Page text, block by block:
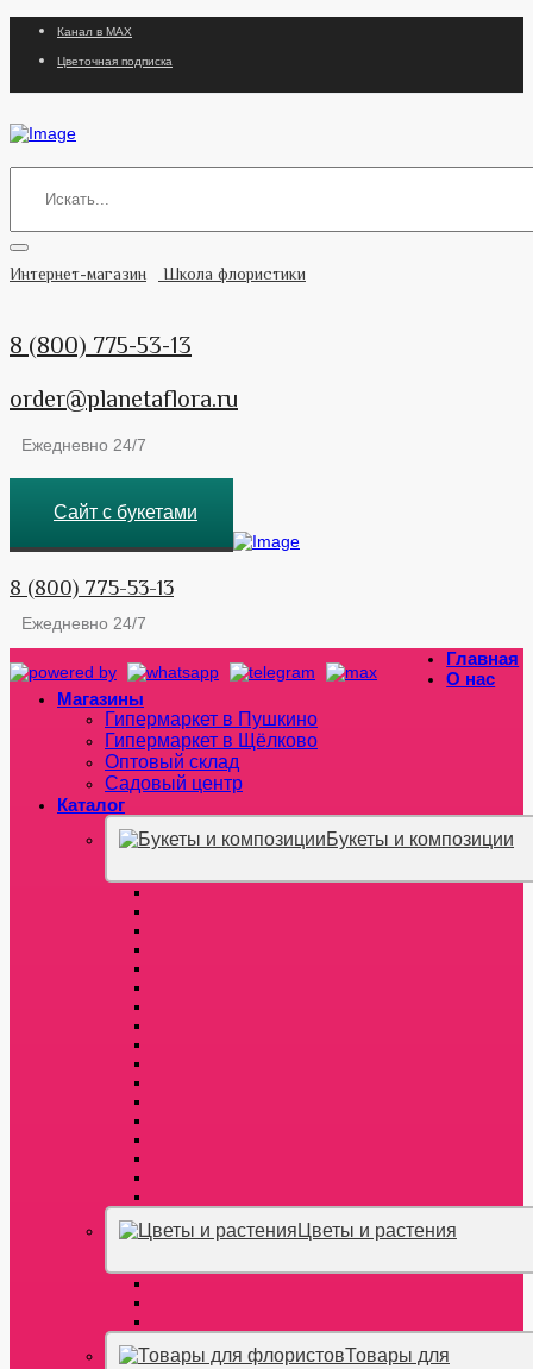
Канал в MAX
Цветочная подписка
Интернет-магазин Школа флористики
8 (800) 775-53-13
order@planetaflora.ru
Ежедневно 24/7
Сайт с букетами
8 (800) 775-53-13
Ежедневно 24/7
Главная
О нас
Магазины
Гипермаркет в Пушкино
Гипермаркет в Щёлково
Оптовый склад
Садовый центр
Каталог
Букеты и композиции
Цветы и растения
Товары для